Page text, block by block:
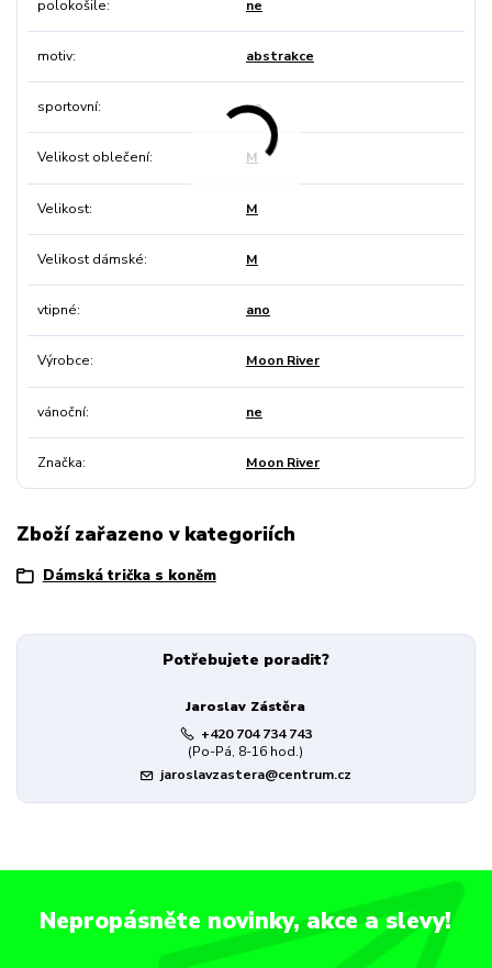
polokošile ne
motiv abstrakce
sportovní ne
Velikost oblečení M
Velikost M
Velikost dámské M
vtipné ano
Výrobce Moon River
vánoční ne
Značka Moon River
Zboží zařazeno v kategoriích
Dámská trička s koněm
Potřebujete poradit?
Jaroslav Zástěra
+420 704 734 743
(Po-Pá, 8-16 hod.)
jaroslavzastera@centrum.cz
Nepropásněte novinky, akce a slevy!